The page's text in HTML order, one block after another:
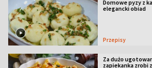
Domowe pyzy z
elegancki obiad
Przepisy
Za dużo
zapiekanka zrobi